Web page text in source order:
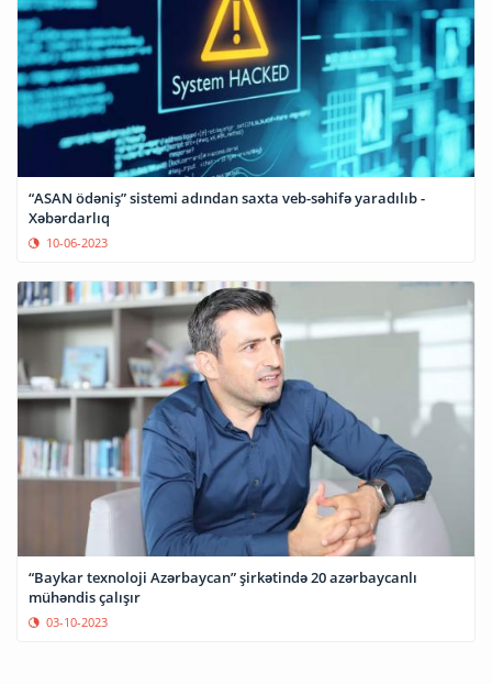
“ASAN ödəniş” sistemi adından saxta veb-səhifə yaradılıb -
Xəbərdarlıq
10-06-2023
“Baykar texnoloji Azərbaycan” şirkətində 20 azərbaycanlı
mühəndis çalışır
03-10-2023